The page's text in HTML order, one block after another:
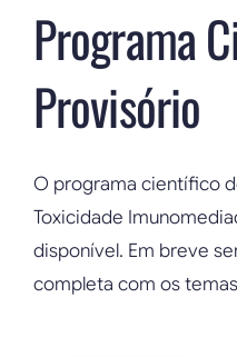
Programa
Provisório
O programa científico
Toxicidade
disponível. Em breve
completa com os